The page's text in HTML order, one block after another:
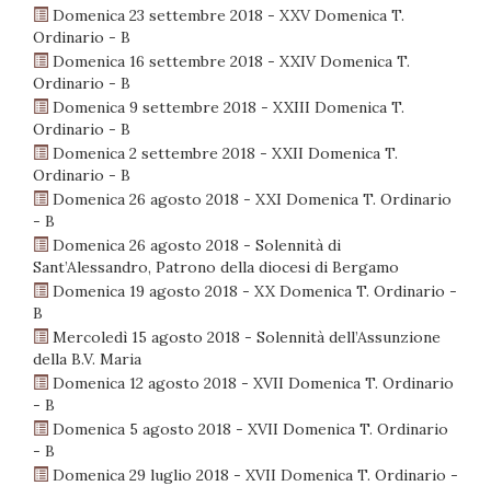
Domenica 23 settembre 2018 - XXV Domenica T.
Ordinario - B
Domenica 16 settembre 2018 - XXIV Domenica T.
Ordinario - B
Domenica 9 settembre 2018 - XXIII Domenica T.
Ordinario - B
Domenica 2 settembre 2018 - XXII Domenica T.
Ordinario - B
Domenica 26 agosto 2018 - XXI Domenica T. Ordinario
- B
Domenica 26 agosto 2018 - Solennità di
Sant’Alessandro, Patrono della diocesi di Bergamo
Domenica 19 agosto 2018 - XX Domenica T. Ordinario -
B
Mercoledì 15 agosto 2018 - Solennità dell’Assunzione
della B.V. Maria
Domenica 12 agosto 2018 - XVII Domenica T. Ordinario
- B
Domenica 5 agosto 2018 - XVII Domenica T. Ordinario
- B
Domenica 29 luglio 2018 - XVII Domenica T. Ordinario -